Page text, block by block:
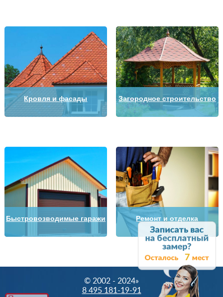
7
Кровля и фасады Загородное строительство
Быстровозводимые гаражи Ремонт и отделка
© 2002 - 2024»
8 495 181-19-91